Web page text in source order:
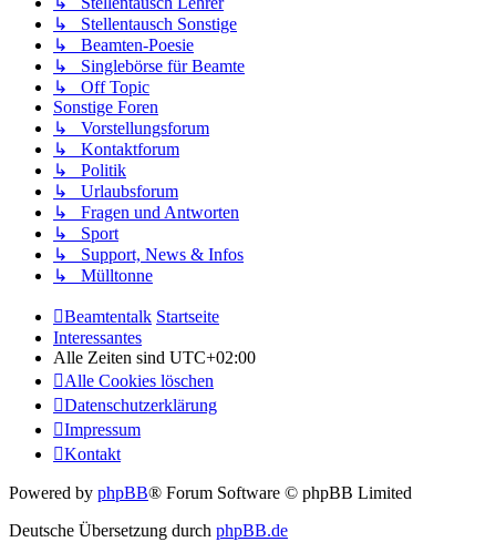
↳ Stellentausch Sonstige
↳ Beamten-Poesie
↳ Singlebörse für Beamte
↳ Off Topic
Sonstige Foren
↳ Vorstellungsforum
↳ Kontaktforum
↳ Politik
↳ Urlaubsforum
↳ Fragen und Antworten
↳ Sport
↳ Support, News & Infos
↳ Mülltonne
Beamtentalk Startseite
Interessantes
Alle Zeiten sind UTC+02:00
Alle Cookies löschen
Datenschutzerklärung
Impressum
Kontakt
Powered by phpBB® Forum Software © phpBB Limited
Deutsche Übersetzung durch phpBB.de